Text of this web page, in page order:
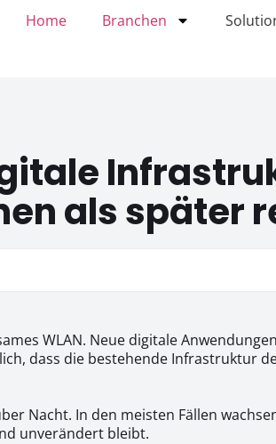
Home Branchen
als später
WLAN. Neue digitale
dass die bestehende Infrastruktur
Nacht. In den meisten Fällen
unverändert bleibt.